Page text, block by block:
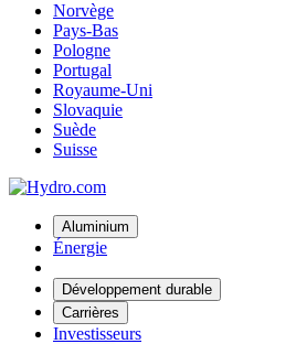
Norvège
Pays-Bas
Pologne
Portugal
Royaume-Uni
Slovaquie
Suède
Suisse
Aluminium
Énergie
Développement durable
Carrières
Investisseurs